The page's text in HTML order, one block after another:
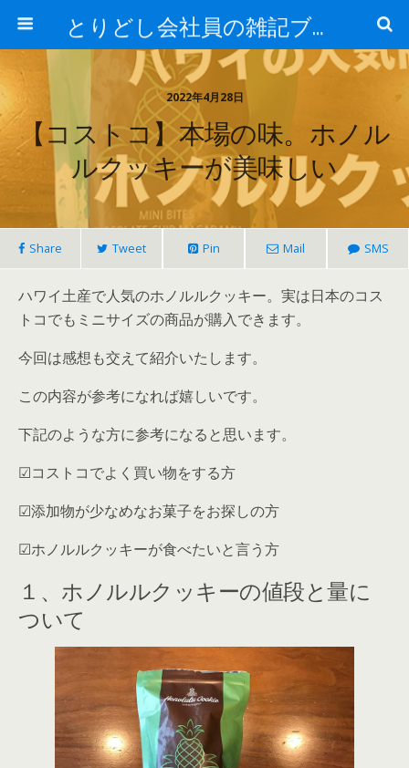
とりどし会社員の雑記ブログ
2022年4月28日
【コストコ】本場の味。ホノル
ルクッキーが美味しい
Share Tweet Pin Mail SMS
ハワイ土産で人気のホノルルクッキー。実は日本のコス
トコでもミニサイズの商品が購入できます。
今回は感想も交えて紹介いたします。
この内容が参考になれば嬉しいです。
下記のような方に参考になると思います。
☑︎コストコでよく買い物をする方
☑︎添加物が少なめなお菓子をお探しの方
☑︎ホノルルクッキーが食べたいと言う方
１、ホノルルクッキーの値段と量に
ついて